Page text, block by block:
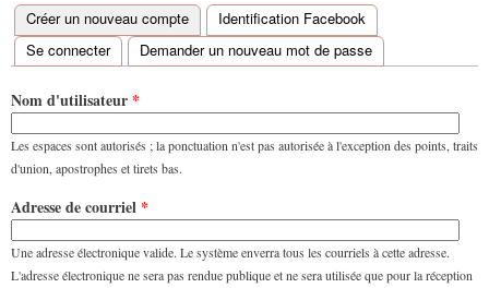
Onglets principaux
Créer un nouveau compte (onglet actif)
Identification Facebook
Se connecter
Demander un nouveau mot de passe
Nom d'utilisateur *
Les espaces sont autorisés ; la ponctuation n'est pas autorisée à l'exception des points, traits
d'union, apostrophes et tirets bas.
Adresse de courriel *
Une adresse électronique valide. Le système enverra tous les courriels à cette adresse.
L'adresse électronique ne sera pas rendue publique et ne sera utilisée que pour la réception